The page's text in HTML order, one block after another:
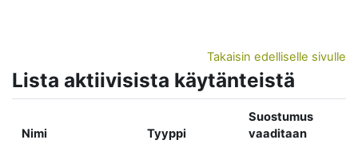
Takaisin edelliselle sivulle
Lista aktiivisista käytänteistä
Nimi Tyyppi
Suostumus
vaaditaan